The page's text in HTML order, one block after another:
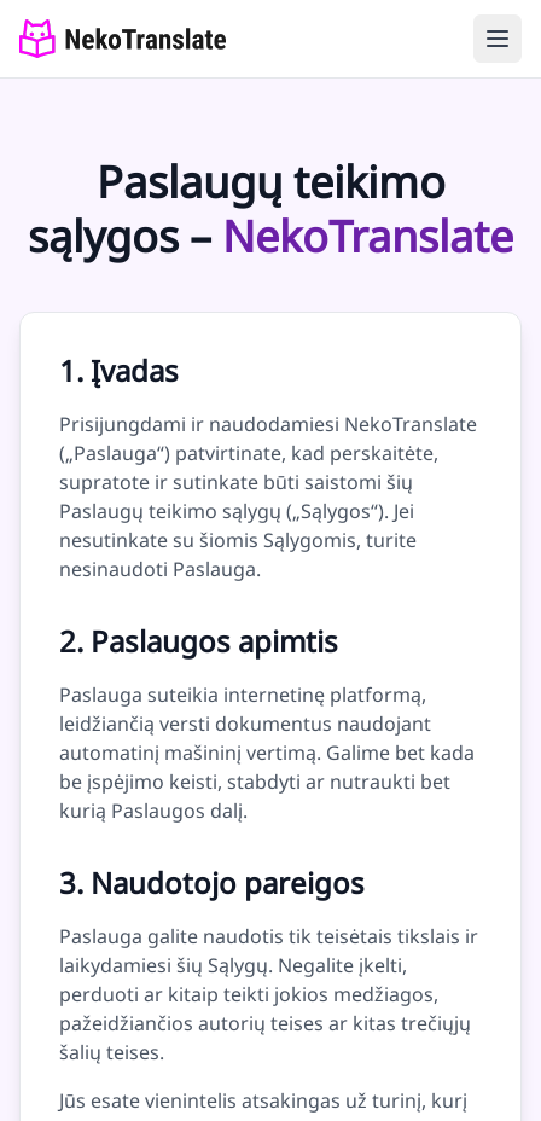
Paslaugų teikimo
sąlygos – NekoTranslate
1. Įvadas
Prisijungdami ir naudodamiesi NekoTranslate
(„Paslauga“) patvirtinate, kad perskaitėte,
supratote ir sutinkate būti saistomi šių
Paslaugų teikimo sąlygų („Sąlygos“). Jei
nesutinkate su šiomis Sąlygomis, turite
nesinaudoti Paslauga.
2. Paslaugos apimtis
Paslauga suteikia internetinę platformą,
leidžiančią versti dokumentus naudojant
automatinį mašininį vertimą. Galime bet kada
be įspėjimo keisti, stabdyti ar nutraukti bet
kurią Paslaugos dalį.
3. Naudotojo pareigos
Paslauga galite naudotis tik teisėtais tikslais ir
laikydamiesi šių Sąlygų. Negalite įkelti,
perduoti ar kitaip teikti jokios medžiagos,
pažeidžiančios autorių teises ar kitas trečiųjų
šalių teises.
Jūs esate vienintelis atsakingas už turinį, kurį